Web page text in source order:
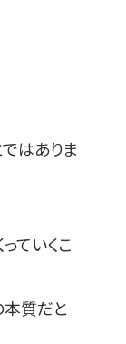
はありま
ていくこ
本質だと